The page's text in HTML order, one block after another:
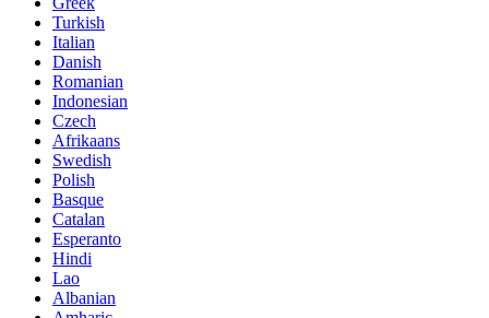
Turkish
Italian
Danish
Romanian
Indonesian
Czech
Afrikaans
Swedish
Polish
Basque
Catalan
Esperanto
Hindi
Lao
Albanian